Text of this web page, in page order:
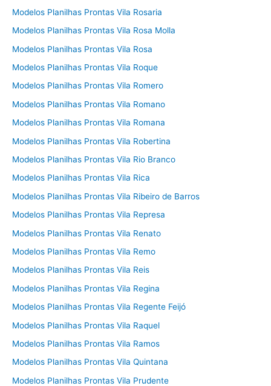
Modelos Planilhas Prontas Vila Rosaria
Modelos Planilhas Prontas Vila Rosa Molla
Modelos Planilhas Prontas Vila Rosa
Modelos Planilhas Prontas Vila Roque
Modelos Planilhas Prontas Vila Romero
Modelos Planilhas Prontas Vila Romano
Modelos Planilhas Prontas Vila Romana
Modelos Planilhas Prontas Vila Robertina
Modelos Planilhas Prontas Vila Rio Branco
Modelos Planilhas Prontas Vila Rica
Modelos Planilhas Prontas Vila Ribeiro de Barros
Modelos Planilhas Prontas Vila Represa
Modelos Planilhas Prontas Vila Renato
Modelos Planilhas Prontas Vila Remo
Modelos Planilhas Prontas Vila Reis
Modelos Planilhas Prontas Vila Regina
Modelos Planilhas Prontas Vila Regente Feijó
Modelos Planilhas Prontas Vila Raquel
Modelos Planilhas Prontas Vila Ramos
Modelos Planilhas Prontas Vila Quintana
Modelos Planilhas Prontas Vila Prudente